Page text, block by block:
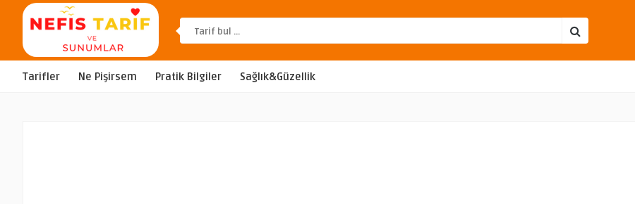
Tarifler Ne Pişirsem Pratik Bilgiler Sağlık&Güzellik